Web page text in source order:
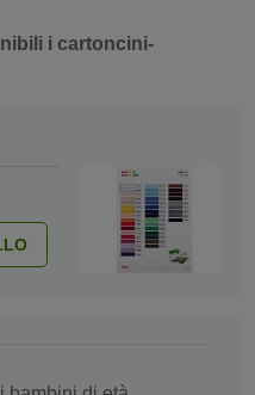
i cartoncini-